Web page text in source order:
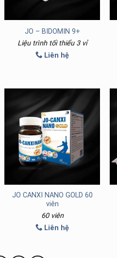
JO – BIDOMIN 9+
Liệu trình tối thiểu 3 vỉ
Liên hệ
JO CANXI NANO GOLD 60
viên
60 viên
Liên hệ